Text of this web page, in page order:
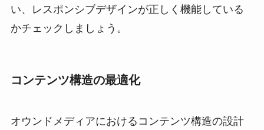
い、レスポンシブデザインが正しく機能している
かチェックしましょう。
コンテンツ構造の最適化
オウンドメディアにおけるコンテンツ構造の設計